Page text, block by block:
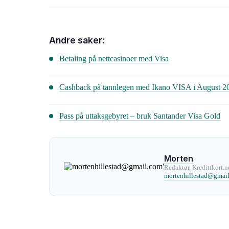
Andre saker:
Betaling på nettcasinoer med Visa
Cashback på tannlegen med Ikano VISA i August
Pass på uttaksgebyret – bruk Santander Visa Gold
Morten
Redaktør,